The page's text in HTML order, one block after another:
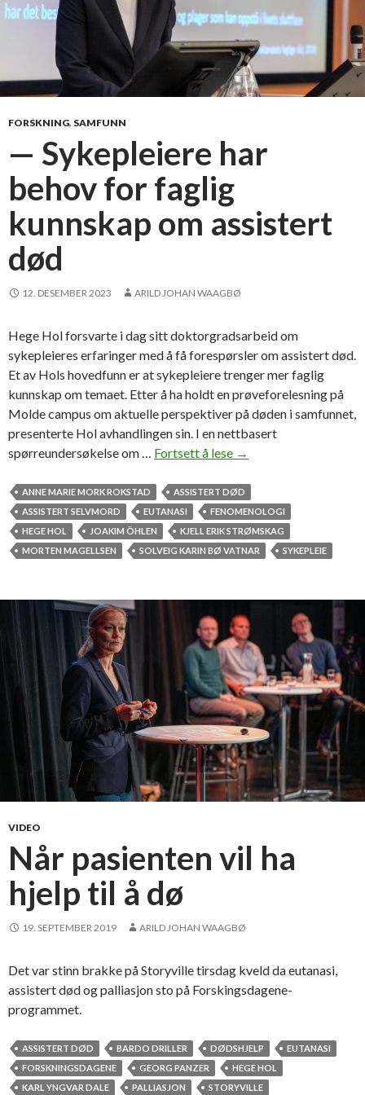
FORSKNING, SAMFUNN
— Sykepleiere har
behov for faglig
kunnskap om assistert
død
12. DESEMBER 2023 ARILD JOHAN WAAGBØ
Hege Hol forsvarte i dag sitt doktorgradsarbeid om
sykepleieres erfaringer med å få forespørsler om assistert død.
Et av Hols hovedfunn er at sykepleiere trenger mer faglig
kunnskap om temaet. Etter å ha holdt en prøveforelesning på
Molde campus om aktuelle perspektiver på døden i samfunnet,
presenterte Hol avhandlingen sin. I en nettbasert
spørreundersøkelse om … Fortsett å lese —
y
k
e
p
e
r
e
h
a
r
b
e
h
o
f
a
g
u
n
n
→
ANNE MARIE MORK ROKSTAD
ASSISTERT DØD
ASSISTERT SELVMORD
EUTANASI
FENOMENOLOGI
HEGE HOL
JOAKIM ÖHLEN
KJELL ERIK STRØMSKAG
MORTEN MAGELLSEN
SOLVEIG KARIN BØ VATNAR SYKEPLEIE
VIDEO
Når pasienten vil ha
hjelp til å dø
19. SEPTEMBER 2019 ARILD JOHAN WAAGBØ
Det var stinn brakke på Storyville tirsdag kveld da eutanasi,
assistert død og palliasjon sto på Forskingsdagene-
programmet.
ASSISTERT DØD BARDO DRILLER DØDSHJELP
EUTANASI
FORSKNINGSDAGENE
GEORG PANZER
HEGE HOL
KARL YNGVAR DALE
PALLIASJON STORYVILLE